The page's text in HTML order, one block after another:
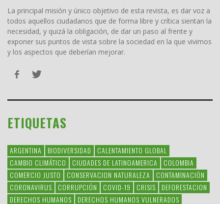
La principal misión y único objetivo de esta revista, es dar voz a
todos aquellos ciudadanos que de forma libre y crítica sientan la
necesidad, y quizá la obligación, de dar un paso al frente y
exponer sus puntos de vista sobre la sociedad en la que vivimos
y los aspectos que deberían mejorar.
ETIQUETAS
ARGENTINA BIODIVERSIDAD
CALENTAMIENTO GLOBAL
CAMBIO CLIMÁTICO
CIUDADES DE LATINOAMERICA
COLOMBIA
COMERCIO JUSTO
CONSERVACION NATURALEZA
CONTAMINACIÓN
CORONAVIRUS
CORRUPCIÓN COVID-19 CRISIS
DEFORESTACION
DERECHOS HUMANOS
DERECHOS HUMANOS VULNERADOS